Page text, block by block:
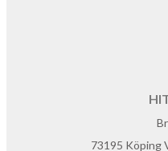
73195 Köping